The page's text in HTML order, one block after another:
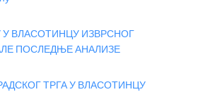
У ВЛАСОТИНЦУ ИЗВРСНОГ
ПОСЛЕДЊЕ АНАЛИЗЕ
ТРГА У ВЛАСОТИНЦУ